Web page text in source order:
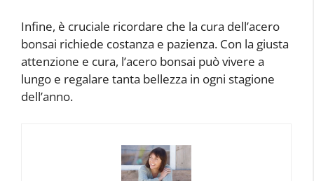
Infine, è cruciale ricordare che la cura dell’acero
bonsai richiede costanza e pazienza. Con la giusta
attenzione e cura, l’acero bonsai può vivere a
lungo e regalare tanta bellezza in ogni stagione
dell’anno.